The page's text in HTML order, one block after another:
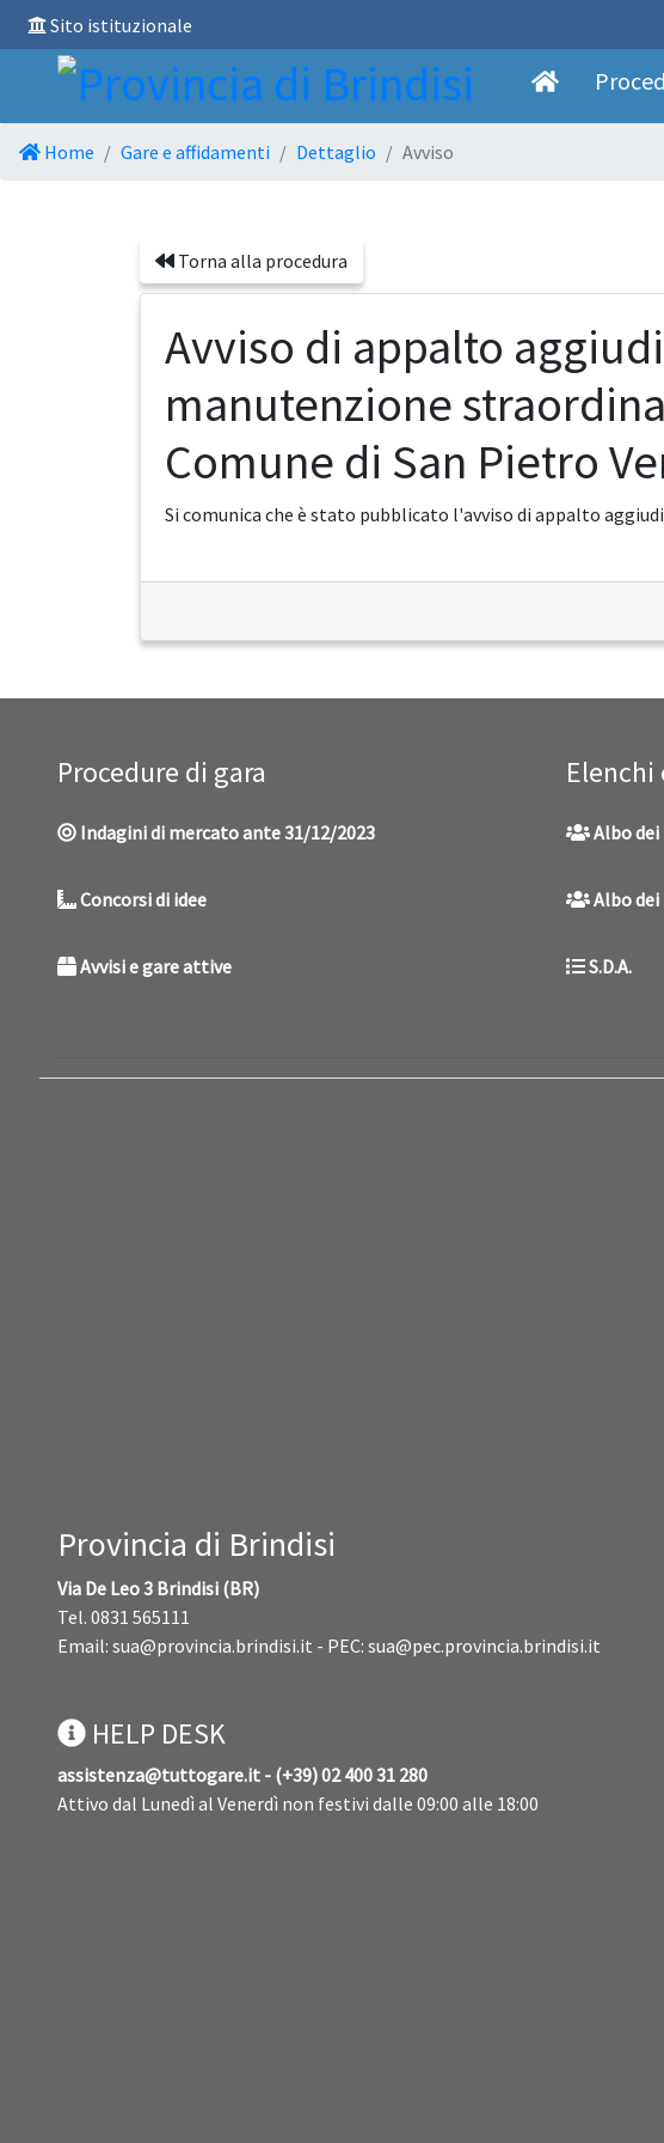
Sito istituzionale
Home Gare e affidamenti Dettaglio Avviso
Torna alla procedura
Avviso di appalto
manutenzione
Comune di San Pietro
Si comunica che è stato pubblicato l'avviso di appalto
Procedure di gara
Indagini di mercato ante 31/12/2023
Concorsi di idee
Avvisi e gare attive
Albo
Albo
S.D.A.
Provincia di Brindisi
Via De Leo 3 Brindisi (BR)
Tel. 0831 565111
Email: sua@provincia.brindisi.it - PEC: sua@pec.provincia.brindisi.it
HELP DESK
assistenza@tuttogare.it - (+39) 02 400 31 280
Attivo dal Lunedì al Venerdì non festivi dalle 09:00 alle 18:00